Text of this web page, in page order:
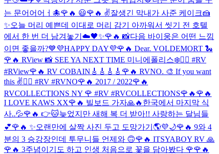
는 문어어어ㅓ🐙🌹🔥 😃🌹🔥 ✌️잘생긴 막내가 사준 케이크🍰
✨오늘 머리 예쁜데 이대로 머리 감기 아까워서 씻기 전 호텔
에서 한 번 더 남겨놓기☁️🖤✨🌹🔥 📸다음 바이웅은 어떤 느낌
이면 좋을까?💙 💜HAPPY DAY💜🌹🔥 Dear. VOLDEMORT 🐍
🌹🔥 RView 📸 SEE YA NEXT TIME 미니에폴리스❄️❤️‍🔥 #RV
#RView🌹🔥 RV COBAIN🎸🎸🎸🎸 🌹🔥 RVNO. 🎨 If you want
this ✌️❤️‍🔥 #RV #RVNO🌹🔥 2017 / 2022🌹🔥
RVCOLLECTIONS NY 🌹 #RV #RVCOLLECTIONS🌹🔥 🌹🔥
I LOVE KAWS XX🌹🔥 빌보드 가자🙏🔥 한국에서 마지막 식
사..💦🌹🔥 👉🐱늦었지만 새해 복 더 받아!! 사랑하는 달님들
💕🌹🔥 ✨오랜만에 살짝 사진 두고 도망가기🌎💜🌙🌹🔥 9와 4
분의 3 승강장인데 투무니들 언제와 🙃🌹🔥 ITSYABOY RV 🙏
🌹🔥 3주념이기도 하고 인생 처음으로 꽃을 담아봤다 🌹🌹🔥